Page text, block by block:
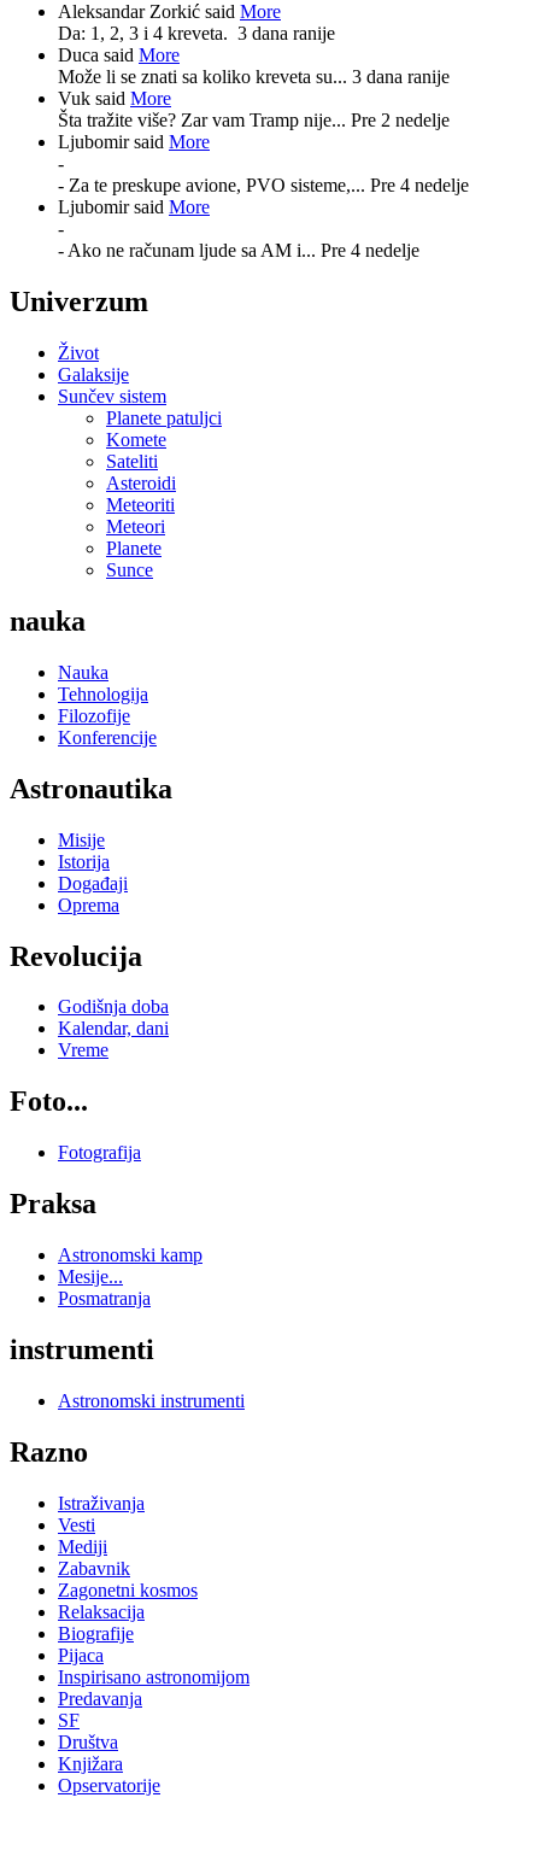
Aleksandar Zorkić said More
Da: 1, 2, 3 i 4 kreveta. 3 dana ranije
Duca said More
Može li se znati sa koliko kreveta su... 3 dana ranije
Vuk said More
Šta tražite više? Zar vam Tramp nije... Pre 2 nedelje
Ljubomir said More
-
- Za te preskupe avione, PVO sisteme,... Pre 4 nedelje
Ljubomir said More
-
- Ako ne računam ljude sa AM i... Pre 4 nedelje
Univerzum
Život
Galaksije
Sunčev sistem
Planete patuljci
Komete
Sateliti
Asteroidi
Meteoriti
Meteori
Planete
Sunce
nauka
Nauka
Tehnologija
Filozofije
Konferencije
Astronautika
Misije
Istorija
Događaji
Oprema
Revolucija
Godišnja doba
Kalendar, dani
Vreme
Foto...
Fotografija
Praksa
Astronomski kamp
Mesije...
Posmatranja
instrumenti
Astronomski instrumenti
Razno
Istraživanja
Vesti
Mediji
Zabavnik
Zagonetni kosmos
Relaksacija
Biografije
Pijaca
Inspirisano astronomijom
Predavanja
SF
Društva
Knjižara
Opservatorije